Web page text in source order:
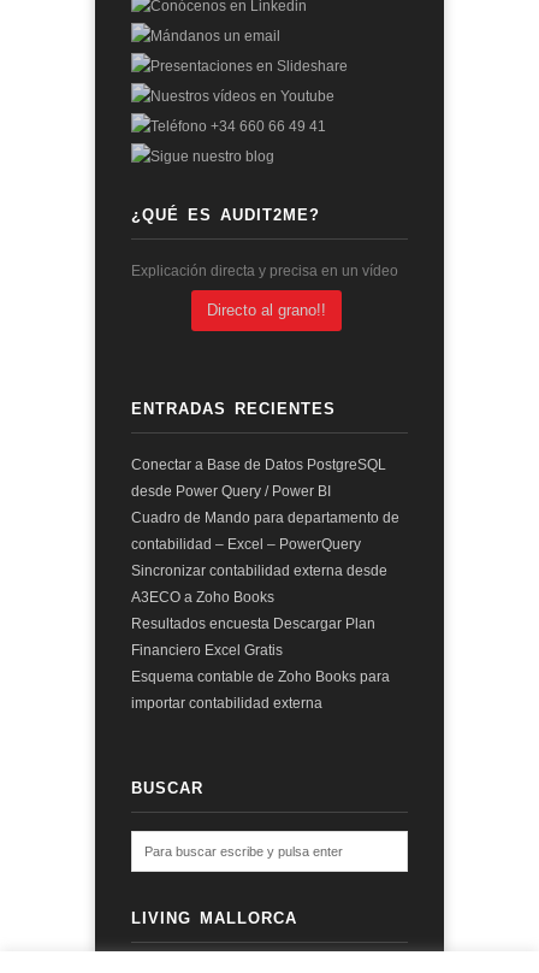
¿QUÉ ES AUDIT2ME?
Explicación directa y precisa en un vídeo
Directo al grano!!
ENTRADAS RECIENTES
Conectar a Base de Datos PostgreSQL
desde Power Query / Power BI
Cuadro de Mando para departamento de
contabilidad – Excel – PowerQuery
Sincronizar contabilidad externa desde
A3ECO a Zoho Books
Resultados encuesta Descargar Plan
Financiero Excel Gratis
Esquema contable de Zoho Books para
importar contabilidad externa
BUSCAR
LIVING MALLORCA